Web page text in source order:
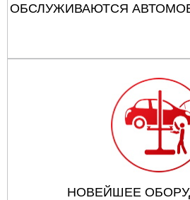
ОБСЛУЖИВАЮТСЯ
НОВЕЙШЕЕ